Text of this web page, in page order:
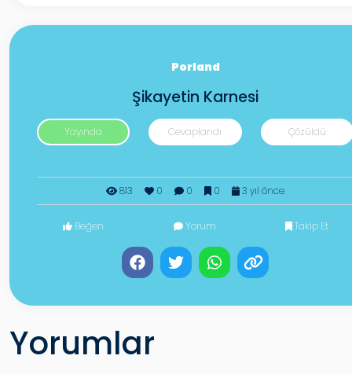
Porland
Şikayetin Karnesi
Yayında Cevaplandı Çözüldü
813 0 0 0 3 yıl önce
Beğen Yorum Takip Et
Yorumlar